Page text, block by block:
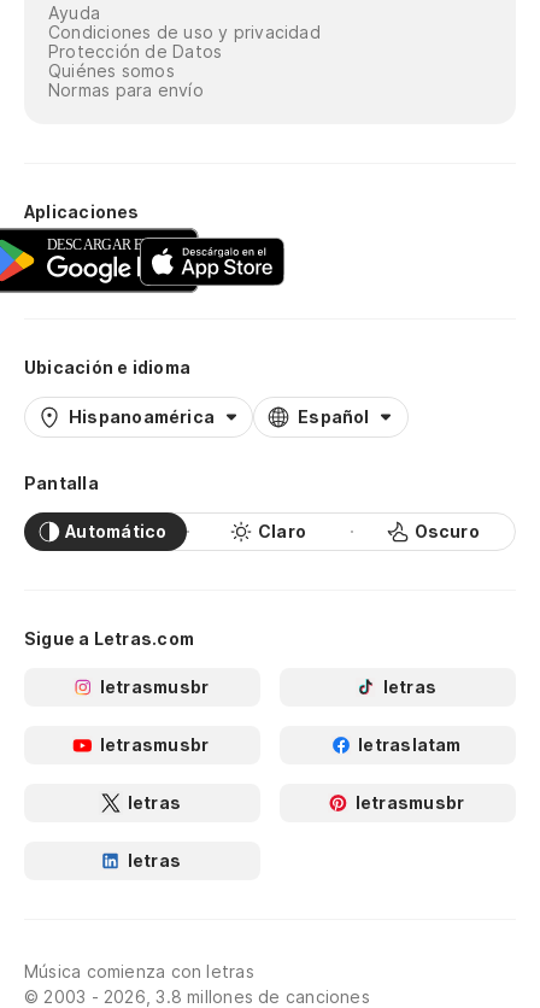
Ayuda
Condiciones de uso y privacidad
Protección de Datos
Quiénes somos
Normas para envío
Aplicaciones
Ubicación e idioma
Hispanoamérica Español
Pantalla
Automático Claro Oscuro
Sigue a Letras.com
letrasmusbr letras
letrasmusbr letraslatam
letras letrasmusbr
letras
Música comienza con letras
© 2003 - 2026, 3.8 millones de canciones